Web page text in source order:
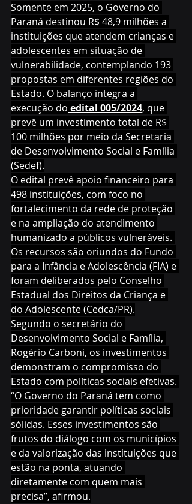
Somente em 2025, o Governo do
Paraná destinou R$ 48,9 milhões a
instituições que atendem crianças e
adolescentes em situação de
vulnerabilidade, contemplando 193
propostas em diferentes regiões do
Estado. O balanço integra a
execução do edital 005/2024, que
prevê um investimento total de R$
100 milhões por meio da Secretaria
de Desenvolvimento Social e Família
(Sedef).
O edital prevê apoio financeiro para
498 instituições, com foco no
fortalecimento da rede de proteção
e na ampliação do atendimento
humanizado a públicos vulneráveis.
Os recursos são oriundos do Fundo
para a Infância e Adolescência (FIA) e
foram deliberados pelo Conselho
Estadual dos Direitos da Criança e
do Adolescente (Cedca/PR).
Segundo o secretário do
Desenvolvimento Social e Família,
Rogério Carboni, os investimentos
demonstram o compromisso do
Estado com políticas sociais efetivas.
“O Governo do Paraná tem como
prioridade garantir políticas sociais
sólidas. Esses investimentos são
frutos do diálogo com os municípios
e da valorização das instituições que
estão na ponta, atuando
diretamente com quem mais
precisa”, afirmou.